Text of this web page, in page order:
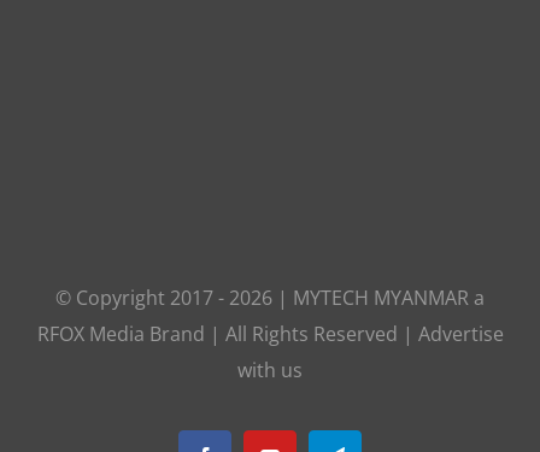
© Copyright 2017 - 2026 | MYTECH MYANMAR a
RFOX Media Brand | All Rights Reserved | Advertise
with us